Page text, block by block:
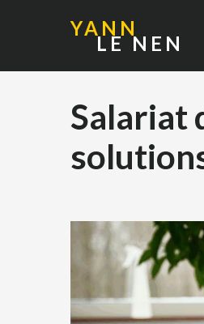
YANN
LE NEN
Salariat